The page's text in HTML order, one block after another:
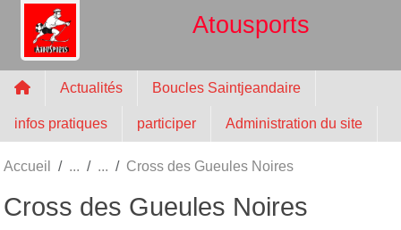
Atousports
Actualités Boucles Saintjeandaire
infos pratiques participer Administration du site
Accueil Cross des Gueules Noires
Cross des Gueules Noires
Panneau de gestion des cookies